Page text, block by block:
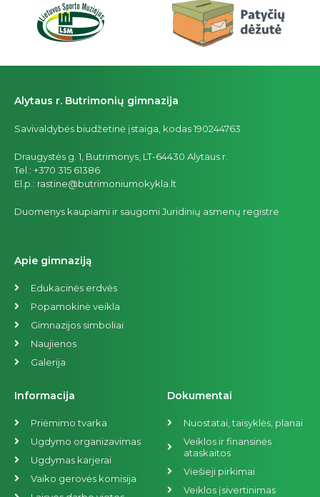
Alytaus r. Butrimonių gimnazija
Savivaldybės biudžetinė įstaiga, kodas 190244763
Draugystės g. 1, Butrimonys, LT-64430 Alytaus r.
Tel.: +370 315 61386
El.p.: rastine@butrimoniumokykla.lt
Duomenys kaupiami ir saugomi Juridinių asmenų registre
Apie gimnaziją
Edukacinės erdvės
Popamokinė veikla
Gimnazijos simboliai
Naujienos
Galerija
Informacija
Priėmimo tvarka
Ugdymo organizavimas
Ugdymas karjerai
Vaiko gerovės komisija
Dokumentai
Nuostatai, taisyklės, planai
Veiklos ir finansinės
ataskaitos
Viešieji pirkimai
Veiklos įsivertinimas